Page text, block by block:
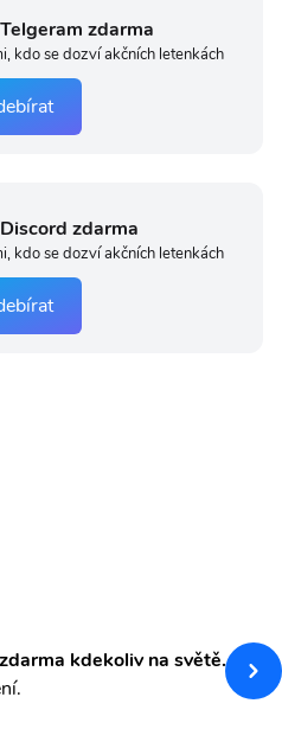
Telgeram zdarma
kdo se dozví akčních letenkách
Discord zdarma
kdo se dozví akčních letenkách
kdekoliv na světě.